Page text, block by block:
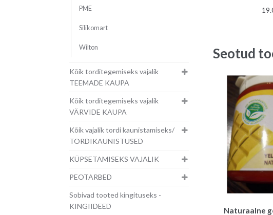
Seotud
Naturaalne
PME
Silikomart
Wilton
Kõik torditegemiseks vajalik
TEEMADE KAUPA
Kõik torditegemiseks vajalik
VÄRVIDE KAUPA
Kõik vajalik tordi kaunistamiseks/
TORDIKAUNISTUSED
KÜPSETAMISEKS VAJALIK
PEOTARBED
Sobivad tooted kingituseks -
KINGIIDEED